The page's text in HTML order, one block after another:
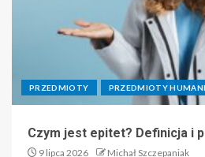
PRZEDMIOTY PRZEDMIOTY
Czym jest epitet? Definicja i
9 lipca 2026 Michał Szczepaniak